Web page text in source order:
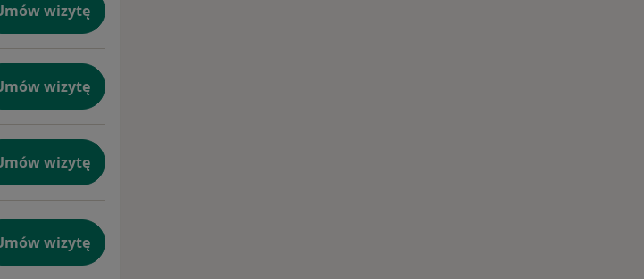
wizytę
wizytę
wizytę
wizytę